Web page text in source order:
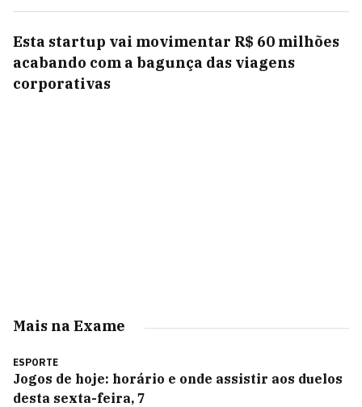
Esta startup vai movimentar R$ 60 milhões
acabando com a bagunça das viagens
corporativas
Mais na Exame
ESPORTE
Jogos de hoje: horário e onde assistir aos duelos
desta sexta-feira, 7